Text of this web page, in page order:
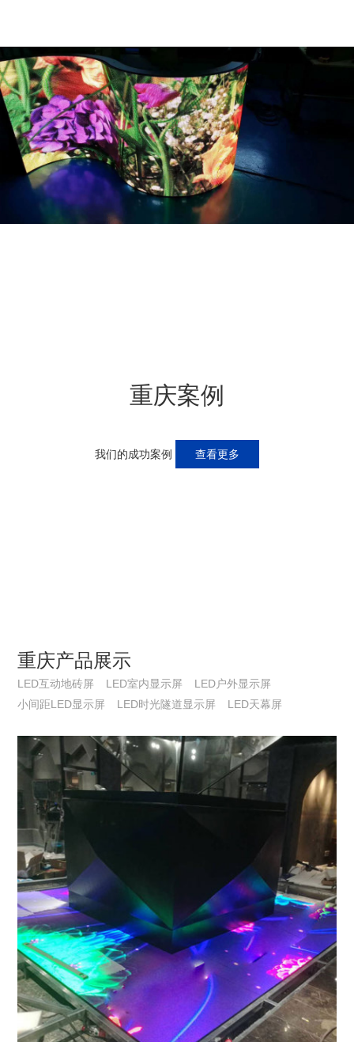
重庆案例
我们的成功案例 查看更多
重庆产品展示
LED互动地砖屏 LED室内显示屏
LED户外显示屏
小间距LED显示屏
LED时光隧道显示屏 LED天幕屏